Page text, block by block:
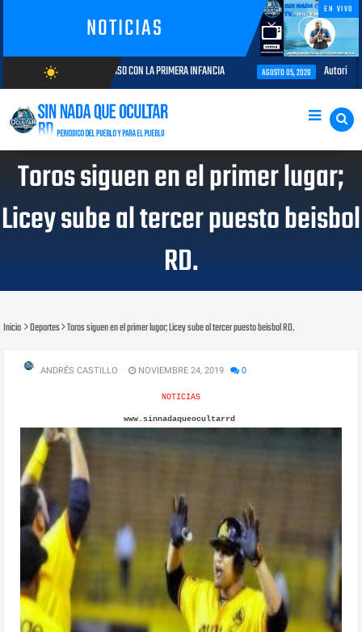
NOTICIAS
EN VIVO
wb_sunny
AGOSTO/9/2026
Y COMPROMISO CON LA PRIMERA INFANCIA AGOSTO 05, 2026 Autoridades del CESAC y
Toros siguen en el primer lugar;
Licey sube al tercer puesto beisbol
RD.
Inicio Deportes Toros siguen en el primer lugar; Licey sube al tercer puesto beisbol RD.
ANDRÉS CASTILLO NOVIEMBRE 24, 2019 0
NOTICIAS
www.sinnadaqueocultarrd